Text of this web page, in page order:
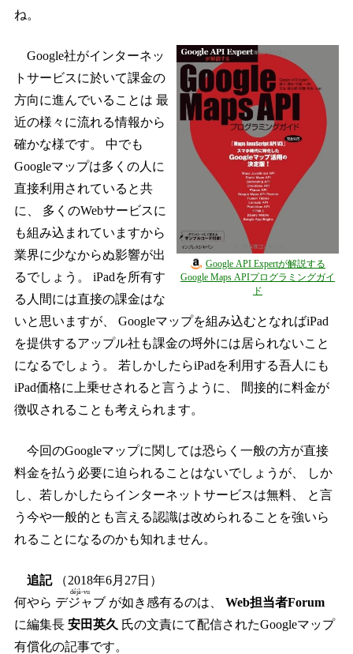
ね。
Google API Expertが解説する
Google Maps APIプログラミングガイ
ド
Google社がインターネッ
トサービスに於いて課金の
方向に進んでいることは 最
近の様々に流れる情報から
確かな様です。 中でも
Googleマップは多くの人に
直接利用されていると共
に、 多くのWebサービスに
も組み込まれていますから
業界に少なからぬ影響が出
るでしょう。 iPadを所有す
る人間には直接の課金はな
いと思いますが、 Googleマップを組み込むとなればiPad
を提供するアップル社も課金の埒外には居られないこと
になるでしょう。 若しかしたらiPadを利用する吾人にも
iPad価格に上乗せされると言うように、 間接的に料金が
徴収されることも考えられます。
今回のGoogleマップに関しては恐らく一般の方が直接
料金を払う必要に迫られることはないでしょうが、 しか
し、若しかしたらインターネットサービスは無料、 と言
う今や一般的とも言える認識は改められることを強いら
れることになるのかも知れません。
追記（2018年6月27日）
何やら デジャブ
déjà-vu
が如き感有るのは、 Web担当者Forum
に編集長 安田英久 氏の文責にて配信されたGoogleマップ
有償化の記事です。